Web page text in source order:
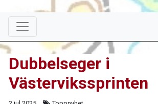
Dubbelseger i
Västervikssprinten